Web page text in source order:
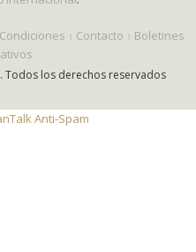
Contacto
Boletines
Todos los derechos reservados
Anti-Spam